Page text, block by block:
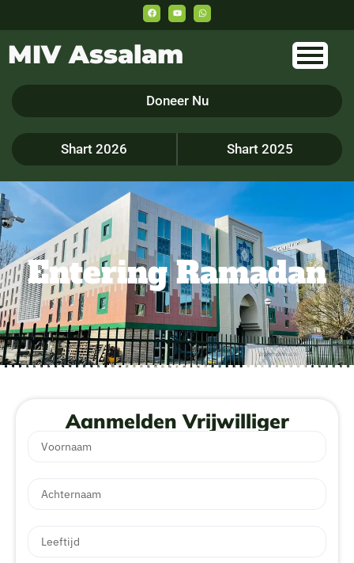
MIV Assalam
Doneer Nu
Shart 2026 Shart 2025
Entering Ramadan
Aanmelden Vrijwilliger